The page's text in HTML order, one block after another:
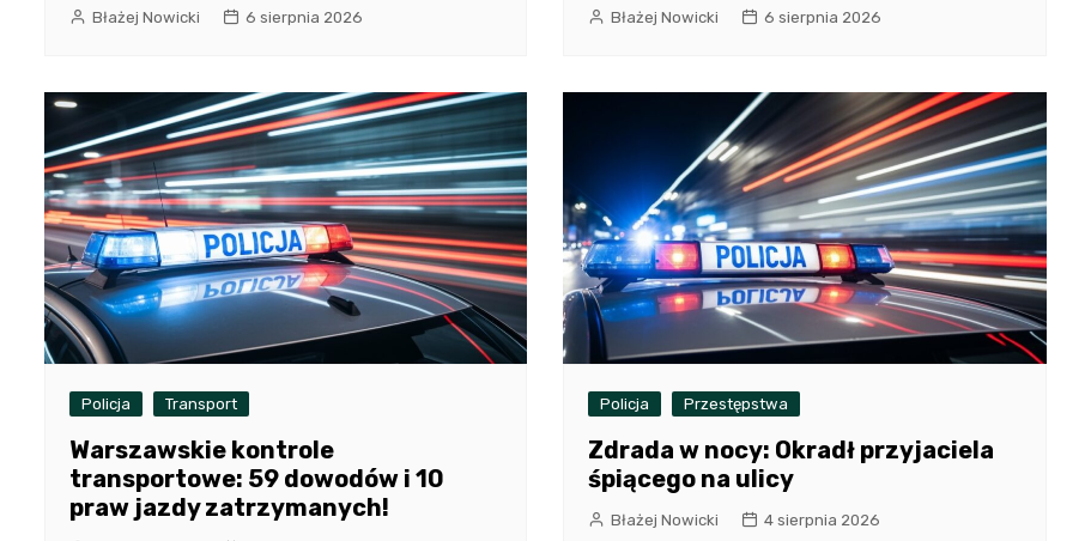
Błażej Nowicki 6 sierpnia 2026 Błażej Nowicki 6 sierpnia 2026
Policja Transport
Warszawskie kontrole
transportowe: 59 dowodów i 10
praw jazdy zatrzymanych!
Policja Przestępstwa
Zdrada w nocy: Okradł przyjaciela
śpiącego na ulicy
Błażej Nowicki 4 sierpnia 2026